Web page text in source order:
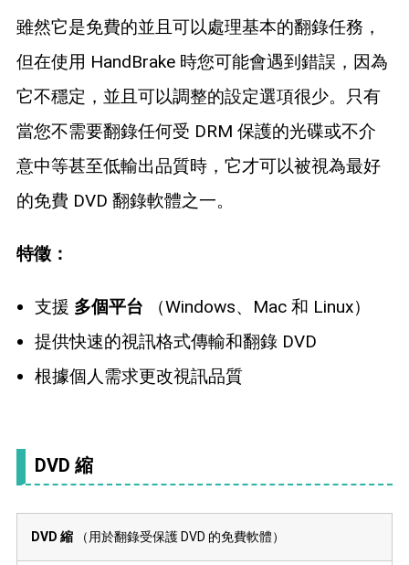
雖然它是免費的並且可以處理基本的翻錄任務，
但在使用 HandBrake 時您可能會遇到錯誤，因為
它不穩定，並且可以調整的設定選項很少。只有
當您不需要翻錄任何受 DRM 保護的光碟或不介
意中等甚至低輸出品質時，它才可以被視為最好
的免費 DVD 翻錄軟體之一。
特徵：
支援 多個平台 （Windows、Mac 和 Linux）
提供快速的視訊格式傳輸和翻錄 DVD
根據個人需求更改視訊品質
DVD 縮
DVD 縮 （用於翻錄受保護 DVD 的免費軟體）